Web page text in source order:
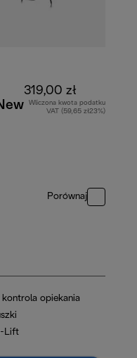
319,00 zł
Wliczona kwota podatku
VAT (59,65 zł23%)
Porównaj
kontrola opiekania
Lift